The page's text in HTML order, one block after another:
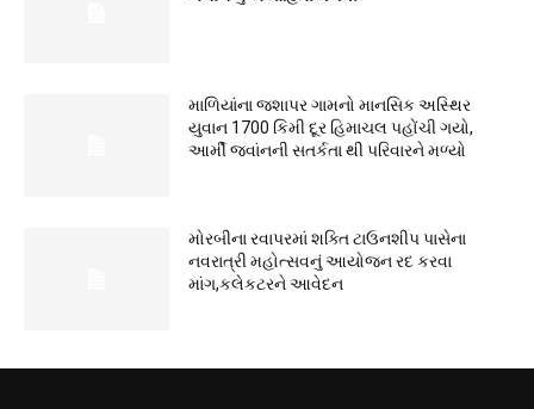
માળિયાંના જશાપર ગામનો માનસિક અસ્થિર
યુવાન 1700 કિમી દૂર હિમાચલ પહોંચી ગયો,
આર્મી જવાંનની સતર્કતા થી પરિવારને મળ્યો
મોરબીના રવાપરમાં શક્તિ ટાઉનશીપ પાસેના
નવરાત્રી મહોત્સવનું આયોજન રદ કરવા
માંગ,કલેકટરને આવેદન